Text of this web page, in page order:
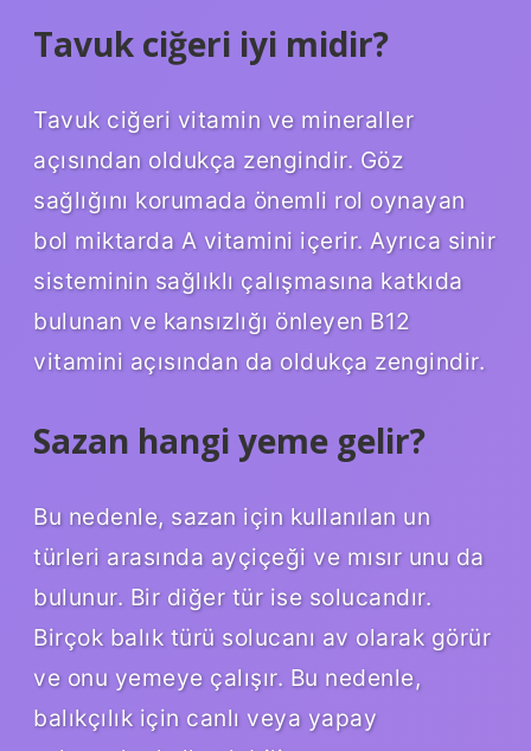
Tavuk ciğeri iyi midir?
Tavuk ciğeri vitamin ve mineraller
açısından oldukça zengindir. Göz
sağlığını korumada önemli rol oynayan
bol miktarda A vitamini içerir. Ayrıca sinir
sisteminin sağlıklı çalışmasına katkıda
bulunan ve kansızlığı önleyen B12
vitamini açısından da oldukça zengindir.
Sazan hangi yeme gelir?
Bu nedenle, sazan için kullanılan un
türleri arasında ayçiçeği ve mısır unu da
bulunur. Bir diğer tür ise solucandır.
Birçok balık türü solucanı av olarak görür
ve onu yemeye çalışır. Bu nedenle,
balıkçılık için canlı veya yapay